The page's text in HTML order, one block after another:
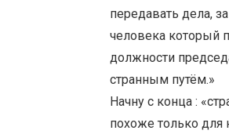
передавать дела,
человека который
должности
странным путём.»
Начну с конца :
похоже только для